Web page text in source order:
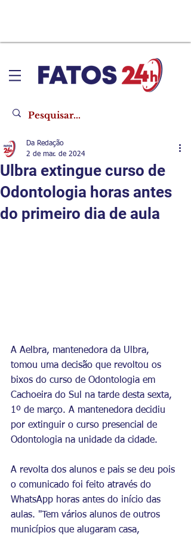
Ulbra extingue curso de
Odontologia horas antes
do primeiro dia de aula
Da Redação
2 de mar. de 2024
A Aelbra, mantenedora da Ulbra,
tomou uma decisão que revoltou os
bixos do curso de Odontologia em
Cachoeira do Sul na tarde desta sexta,
1º de março. A mantenedora decidiu
por extinguir o curso presencial de
Odontologia na unidade da cidade.
A revolta dos alunos e pais se deu pois
o comunicado foi feito através do
WhatsApp horas antes do início das
aulas. "Tem vários alunos de outros
municípios que alugaram casa,